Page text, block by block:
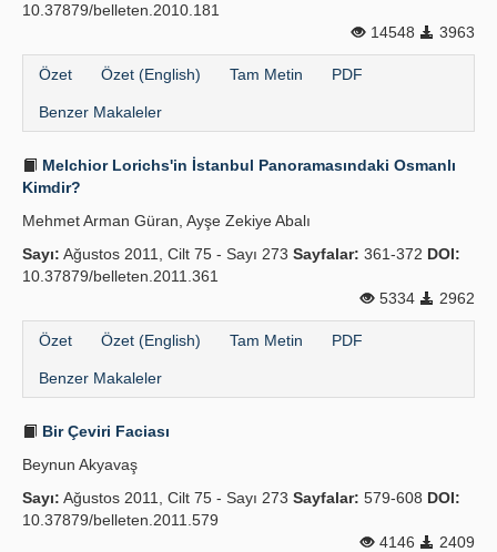
10.37879/belleten.2010.181
14548
3963
Özet Özet (English) Tam Metin PDF
Benzer Makaleler
Melchior Lorichs'in İstanbul Panoramasındaki Osmanlı
Kimdir?
Mehmet Arman Güran, Ayşe Zekiye Abalı
Sayı: Ağustos 2011, Cilt 75 - Sayı 273 Sayfalar: 361-372 DOI:
10.37879/belleten.2011.361
5334
2962
Özet Özet (English) Tam Metin PDF
Benzer Makaleler
Bir Çeviri Faciası
Beynun Akyavaş
Sayı: Ağustos 2011, Cilt 75 - Sayı 273 Sayfalar: 579-608 DOI:
10.37879/belleten.2011.579
4146
2409